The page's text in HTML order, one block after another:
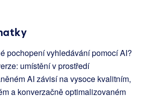
pochopení vyhledávání pomocí AI?
umístění v prostředí
AI závisí na vysoce kvalitním,
a konverzačně optimalizovaném